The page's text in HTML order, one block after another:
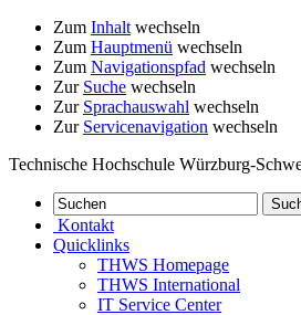
Zum Inhalt wechseln
Zum Hauptmenü wechseln
Zum Navigationspfad wechseln
Zur Suche wechseln
Zur Sprachauswahl wechseln
Zur Servicenavigation wechseln
Technische Hochschule Würzburg-
Kontakt
Quicklinks
THWS Homepage
THWS International
IT Service Center